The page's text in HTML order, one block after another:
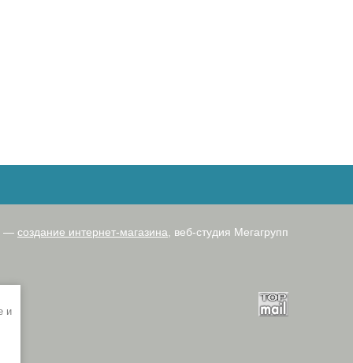
и
— создание интернет-магазина , веб-студия Мегагрупп